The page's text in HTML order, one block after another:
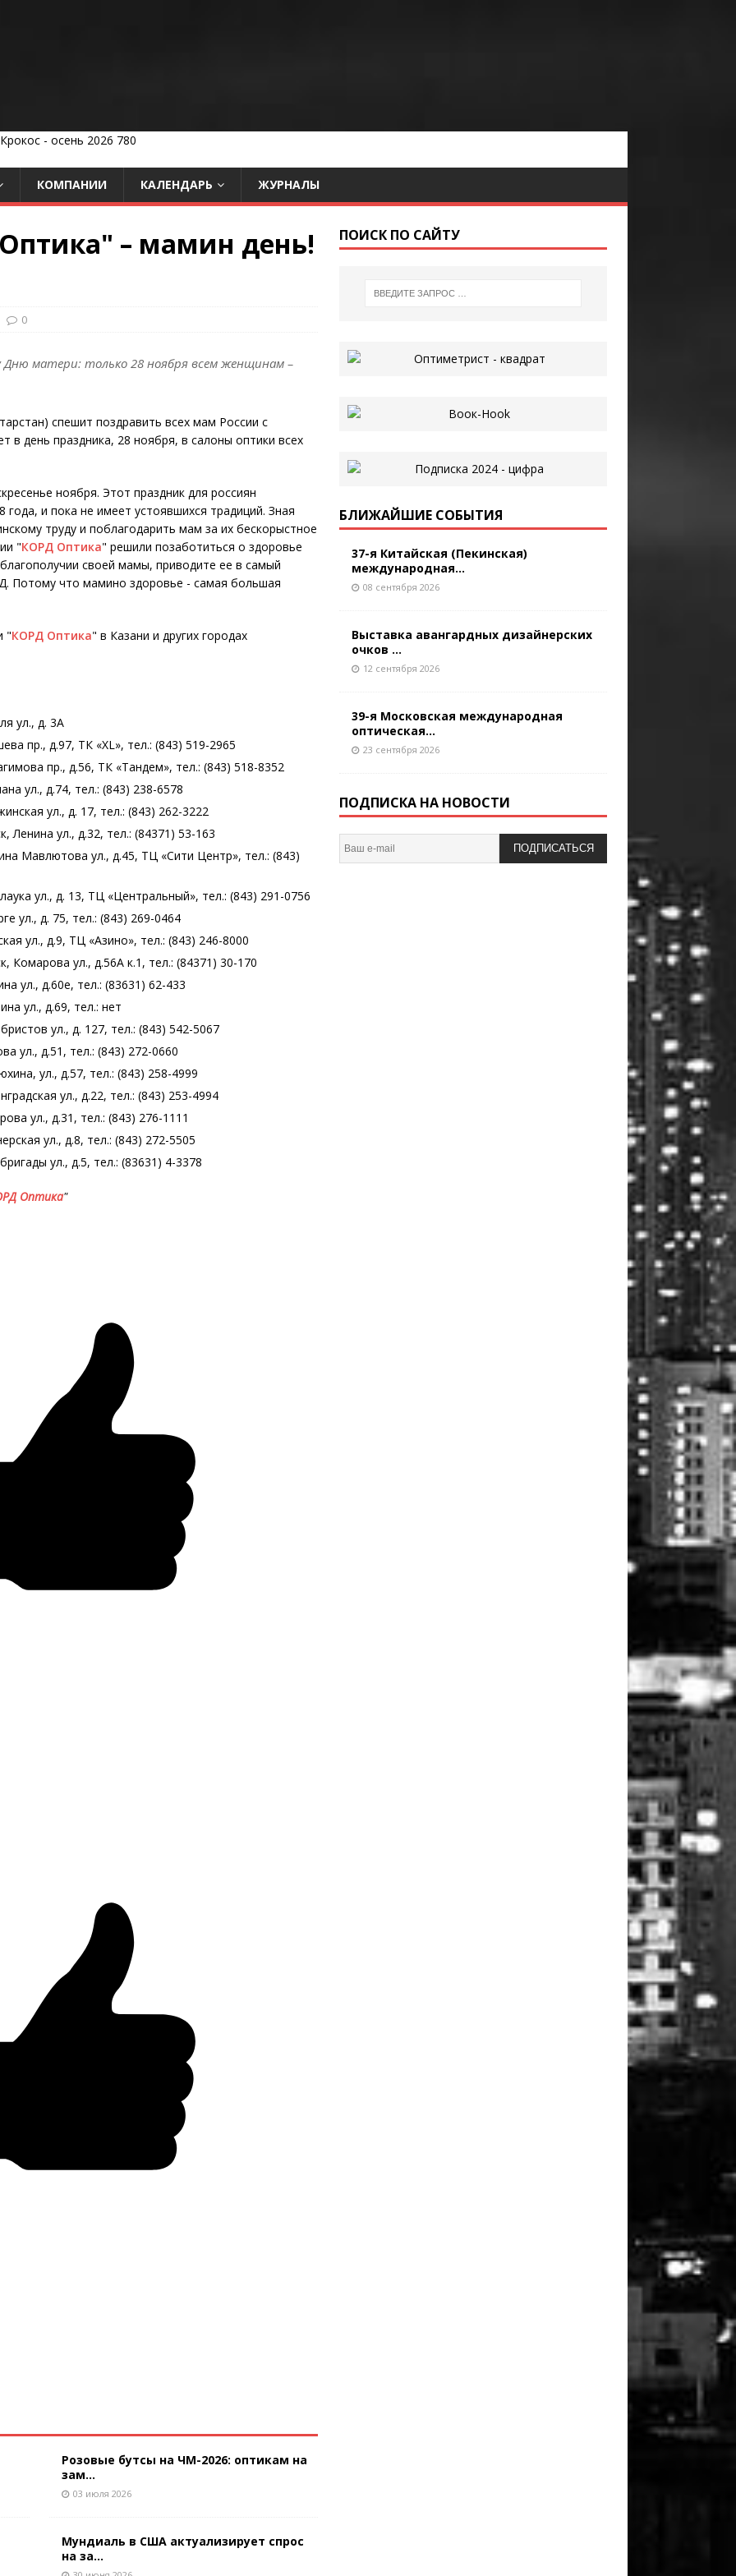
КОМПАНИИ КАЛЕНДАРЬ ЖУРНАЛЫ
– мамин день!
0
Дню матери: только 28 ноября всем женщинам –
спешит поздравить всех мам России с
день праздника, 28 ноября, в салоны оптики всех
ноября. Этот праздник для россиян
и пока не имеет устоявшихся традиций. Зная
труду и поблагодарить мам за их бескорыстное
"КОРД Оптика" решили позаботиться о здоровье
своей мамы, приводите ее в самый
Потому что мамино здоровье - самая большая
"КОРД Оптика" в Казани и других городах
ул., д. 3А
пр., д.97, ТК «XL», тел.: (843) 519-2965
пр., д.56, ТК «Тандем», тел.: (843) 518-8352
ул., д.74, тел.: (843) 238-6578
ул., д. 17, тел.: (843) 262-3222
Ленина ул., д.32, тел.: (84371) 53-163
Мавлютова ул., д.45, ТЦ «Сити Центр», тел.: (843)
ул., д. 13, ТЦ «Центральный», тел.: (843) 291-0756
ул., д. 75, тел.: (843) 269-0464
ул., д.9, ТЦ «Азино», тел.: (843) 246-8000
Комарова ул., д.56А к.1, тел.: (84371) 30-170
ул., д.60е, тел.: (83631) 62-433
ул., д.69, тел.: нет
ул., д. 127, тел.: (843) 542-5067
ул., д.51, тел.: (843) 272-0660
ул., д.57, тел.: (843) 258-4999
ул., д.22, тел.: (843) 253-4994
ул., д.31, тел.: (843) 276-1111
ул., д.8, тел.: (843) 272-5505
ул., д.5, тел.: (83631) 4-3378
Оптика"
Розовые бутсы на ЧМ-2026: оптикам на
зам...
03 июля 2026
Мундиаль в США актуализирует спрос
на за...
ПОИСК ПО САЙТУ
БЛИЖАЙШИЕ СОБЫТИЯ
37-я Китайская (Пекинская)
международная...
08 сентября 2026
Выставка авангардных дизайнерских
очков ...
12 сентября 2026
39-я Московская международная
оптическая...
23 сентября 2026
ПОДПИСКА НА НОВОСТИ
ПОДПИСАТЬСЯ